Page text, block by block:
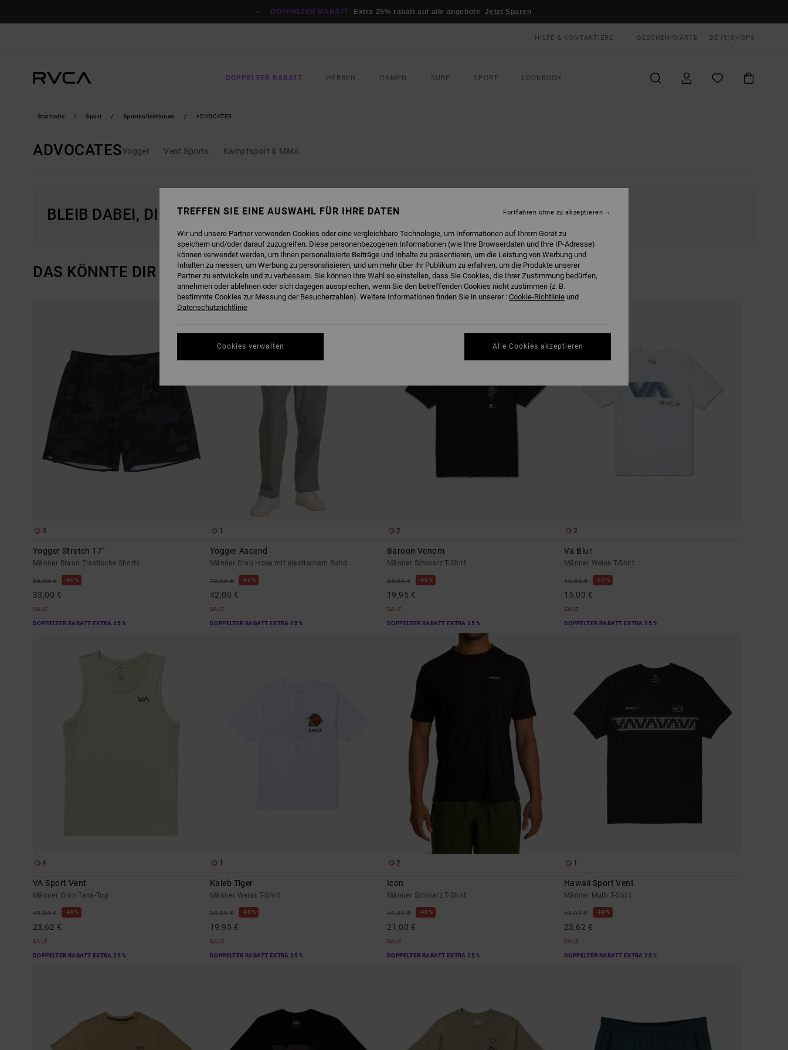
DOPPELTER RABATT Extra 25% rabatt auf alle angebote Jetzt Sparen
HILFE & KONTAKTIERE GESCHENKKARTE DE (€) SHOPS
DOPPELTER RABATT HERREN DAMEN SURF SPORT LOOKBOOK
Startseite Sport Sportkollektionen ADVOCATES
ADVOCATESYogger Vent Sports Kampfsport & MMA
BLEIB DABEI, DIE PRODUKTE SIND BALD WIEDER DA
DAS KÖNNTE DIR AUCH GEFALLEN
3
Yogger Stretch 17"
Männer Braun Elastische Shorts
55,00 € 40%
33,00 €
SALE
DOPPELTER RABATT EXTRA 25 %
1
Yogger Ascend
Männer Grau Hose mit elastischem Bund
70,00 € 40%
42,00 €
SALE
DOPPELTER RABATT EXTRA 25 %
2
Baroon Venom
Männer Schwarz T-Shirt
38,00 € 48%
19,95 €
SALE
DOPPELTER RABATT EXTRA 25 %
2
Va Blur
Männer Weiss T-Shirt
40,00 € 63%
15,00 €
SALE
DOPPELTER RABATT EXTRA 25 %
4
VA Sport Vent
Männer Grün Tank-Top
45,00 € 48%
23,62 €
SALE
DOPPELTER RABATT EXTRA 25 %
1
Kaleb Tiger
Männer Weiss T-Shirt
38,00 € 48%
19,95 €
SALE
DOPPELTER RABATT EXTRA 25 %
2
Icon
Männer Schwarz T-Shirt
40,00 € 48%
21,00 €
SALE
DOPPELTER RABATT EXTRA 25 %
1
Hawaii Sport Vent
Männer Multi T-Shirt
45,00 € 48%
23,62 €
SALE
DOPPELTER RABATT EXTRA 25 %
TREFFEN SIE EINE AUSWAHL FÜR IHRE DATEN
Wir und unsere Partner verwenden Cookies oder eine vergleichbare Technologie, um Informationen auf Ihrem Gerät zu
speichern und/oder darauf zuzugreifen. Diese personenbezogenen Informationen (wie Ihre Browserdaten und Ihre IP-Adresse)
können verwendet werden, um Ihnen personalisierte Beiträge und Inhalte zu präsentieren, um die Leistung von Werbung und
Inhalten zu messen, um Werbung zu personalisieren, und um mehr über ihr Publikum zu erfahren, um die Produkte unserer
Partner zu entwickeln und zu verbessern. Sie können Ihre Wahl so einstellen, dass Sie Cookies, die Ihrer Zustimmung bedürfen,
annehmen oder ablehnen oder sich dagegen aussprechen, wenn Sie den betreffenden Cookies nicht zustimmen (z. B.
bestimmte Cookies zur Messung der Besucherzahlen). Weitere Informationen finden Sie in unserer : Cookie-Richtlinie und
Datenschutzrichtlinie
Cookies verwalten
Fortfahren ohne zu akzeptieren
Alle Cookies akzeptieren